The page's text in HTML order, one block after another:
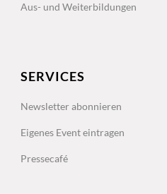
Aus- und Weiterbildungen
SERVICES
Newsletter abonnieren
Eigenes Event eintragen
Pressecafé